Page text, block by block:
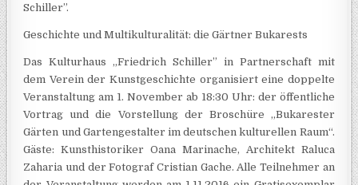
Schiller”.
Geschichte und Multikulturalität: die Gärtner Bukarests
Das Kulturhaus „Friedrich Schiller” in Partnerschaft mit
dem Verein der Kunstgeschichte organisiert eine doppelte
Veranstaltung am 1. November ab 18:30 Uhr: der öffentliche
Vortrag und die Vorstellung der Broschüre „Bukarester
Gärten und Gartengestalter im deutschen kulturellen Raum“.
Gäste: Kunsthistoriker Oana Marinache, Architekt Raluca
Zaharia und der Fotograf Cristian Gache. Alle Teilnehmer an